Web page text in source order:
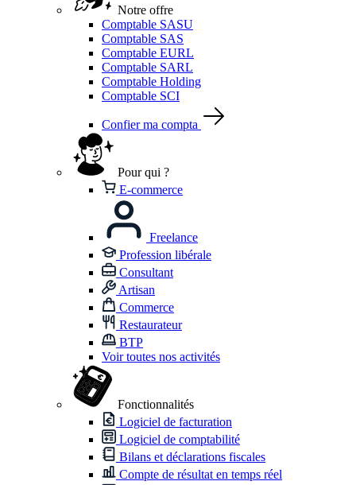
Notre offre
Comptable SASU
Comptable SAS
Comptable EURL
Comptable SARL
Comptable Holding
Comptable SCI
Confier ma compta
Pour qui ?
E-commerce
Freelance
Profession libérale
Consultant
Artisan
Commerce
Restaurateur
BTP
Voir toutes nos activités
Fonctionnalités
Logiciel de facturation
Logiciel de comptabilité
Bilans et déclarations fiscales
Compte de résultat en temps réel